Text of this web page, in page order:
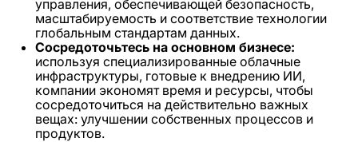
управления, обеспечивающей безопасность,
масштабируемость и соответствие технологии
глобальным стандартам данных.
Сосредоточьтесь на основном бизнесе:
используя специализированные облачные
инфраструктуры, готовые к внедрению ИИ,
компании экономят время и ресурсы, чтобы
сосредоточиться на действительно важных
вещах: улучшении собственных процессов и
продуктов.